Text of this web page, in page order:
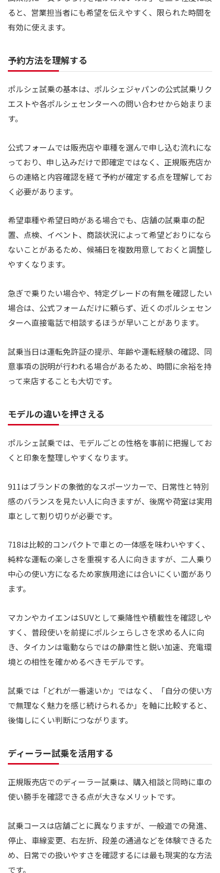
ると、営業担当者にも希望を伝えやすく、限られた時間を
有効に使えます。
予約方法を理解する
ポルシェ試乗の基本は、ポルシェジャパンの公式試乗リク
エストや各ポルシェセンターへの問い合わせから始まりま
す。
公式フォームでは販売店や車種を選んで申し込む流れにな
っており、申し込みだけで即確定ではなく、正規販売店か
らの連絡と内容確認を経て予約が確定する点を理解してお
く必要があります。
希望車種や希望日時がある場合でも、店舗の試乗車の配
置、点検、イベント、商談状況によって希望どおりになら
ないことがあるため、候補日を複数用意しておくと調整し
やすくなります。
急ぎで乗りたい場合や、特定グレードの有無を確認したい
場合は、公式フォームだけに頼らず、近くのポルシェセン
ターへ直接電話で相談するほうが早いことがあります。
試乗当日は運転免許証の提示、年齢や運転経験の確認、同
意事項の説明が行われる場合があるため、時間に余裕を持
って来店することも大切です。
モデルの違いを押さえる
ポルシェ試乗では、モデルごとの性格を事前に把握してお
くと印象を整理しやすくなります。
911はブランドの象徴的なスポーツカーで、日常性と特別
感のバランスを見たい人に向きますが、後席や荷室は実用
車として割り切りが必要です。
718は比較的コンパクトで車との一体感を味わいやすく、
純粋な運転の楽しさを重視する人に向きますが、二人乗り
中心の使い方になるため家族用途には合いにくい面があり
ます。
マカンやカイエンはSUVとして乗降性や積載性を確認しや
すく、普段使いを前提にポルシェらしさを求める人に向
き、タイカンは電動ならではの静粛性と鋭い加速、充電環
境との相性を確かめるべきモデルです。
試乗では「どれが一番速いか」ではなく、「自分の使い方
で無理なく魅力を感じ続けられるか」を軸に比較すると、
後悔しにくい判断につながります。
ディーラー試乗を活用する
正規販売店でのディーラー試乗は、購入相談と同時に車の
使い勝手を確認できる点が大きなメリットです。
試乗コースは店舗ごとに異なりますが、一般道での発進、
停止、車線変更、右左折、段差の通過などを体験できるた
め、日常での扱いやすさを確認するには最も現実的な方法
です。